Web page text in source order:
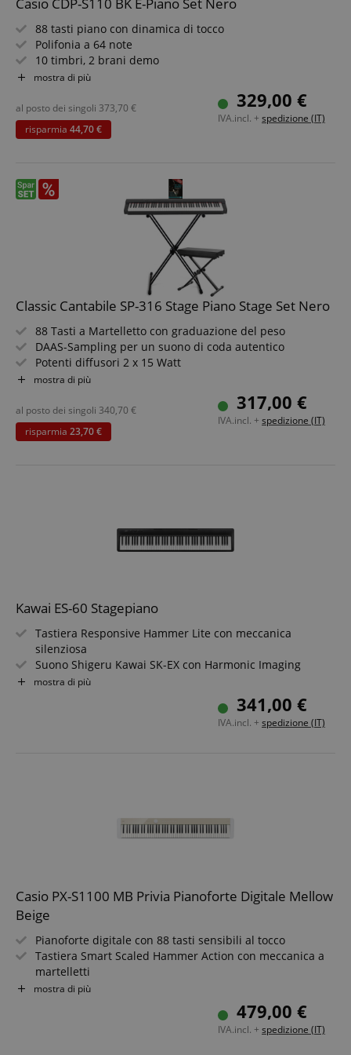
88 tasti piano con dinamica di tocco
Polifonia a 64 note
10 timbri, 2 brani demo
Metronomo integrato con range di tempo da 20 a 255
Potente sistema di altoparlanti con 2x 8 watt
Ingresso audio, porte MIDI e USB
Leggero e funzionante a batterie
Set risparmio incluso con supporto per tastiera, cuffie e
mostra di più
329,00 €
IVA.incl. + spedizione (IT)
al posto dei singoli 373,70 €
risparmia 44,70 €
Classic Cantabile SP-316 Stage Piano Stage Set Nero
88 Tasti a Martelletto con graduazione del peso
DAAS-Sampling per un suono di coda autentico
Potenti diffusori 2 x 15 Watt
Polifonia a 128 voci per dinamiche dettagliate
Bluetooth Audio & MIDI per integrazione wireless
Mobile grazie all'alimentazione a rete o a batterie
Set risparmio incluso supporto per keyboard, panca e
metodo per pianoforte
mostra di più
317,00 €
IVA.incl. + spedizione (IT)
al posto dei singoli 340,70 €
risparmia 23,70 €
Kawai ES-60 Stagepiano
Tastiera Responsive Hammer Lite con meccanica
silenziosa
Suono Shigeru Kawai SK-EX con Harmonic Imaging
(polifonia a 192 note)
mostra di più
341,00 €
IVA.incl. + spedizione (IT)
Casio PX-S1100 MB Privia Pianoforte Digitale Mellow
Beige
Pianoforte digitale con 88 tasti sensibili al tocco
Tastiera Smart Scaled Hammer Action con meccanica a
martelletti
18 timbri
Include adattatore Bluetooth WU-BT10
Bluetooth Audio + MIDI, USB TO HOST, LINE OUT
mostra di più
479,00 €
IVA.incl. + spedizione (IT)